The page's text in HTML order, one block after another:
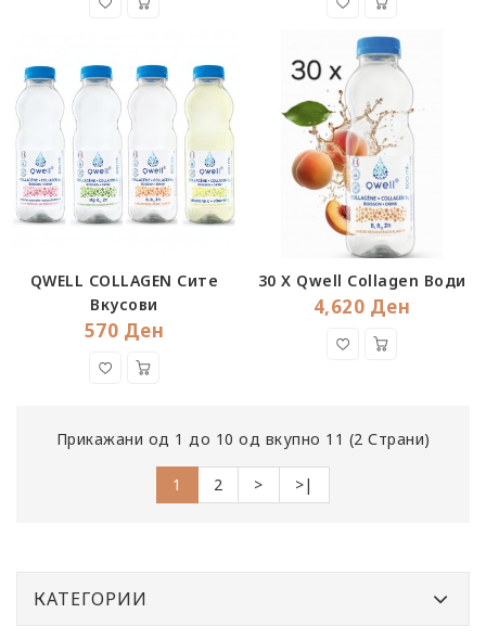
QWELL COLLAGEN Сите
Вкусови
570 Ден
30 X Qwell Collagen Води
4,620 Ден
Прикажани од 1 до 10 од вкупно 11 (2 Страни)
1 2 > >|
КАТЕГОРИИ